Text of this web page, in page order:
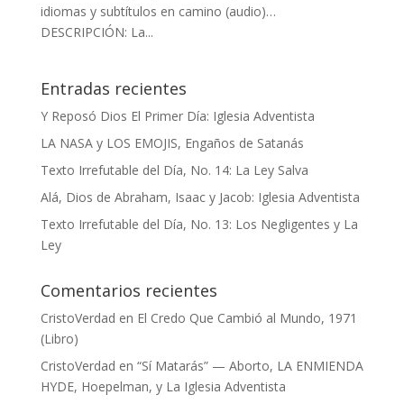
idiomas y subtítulos en camino (audio)…
DESCRIPCIÓN: La...
Entradas recientes
Y Reposó Dios El Primer Día: Iglesia Adventista
LA NASA y LOS EMOJIS, Engaños de Satanás
Texto Irrefutable del Día, No. 14: La Ley Salva
Alá, Dios de Abraham, Isaac y Jacob: Iglesia Adventista
Texto Irrefutable del Día, No. 13: Los Negligentes y La
Ley
Comentarios recientes
CristoVerdad en El Credo Que Cambió al Mundo, 1971
(Libro)
CristoVerdad en “Sí Matarás” — Aborto, LA ENMIENDA
HYDE, Hoepelman, y La Iglesia Adventista